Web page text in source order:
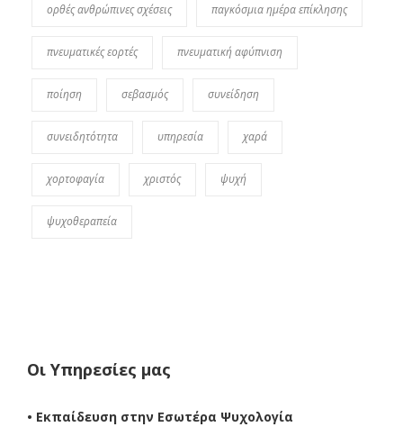
ορθές ανθρώπινες σχέσεις παγκόσμια ημέρα επίκλησης
πνευματικές εορτές πνευματική αφύπνιση
ποίηση σεβασμός συνείδηση
συνειδητότητα υπηρεσία χαρά
χορτοφαγία χριστός ψυχή
ψυχοθεραπεία
Οι Υπηρεσίες μας
• Εκπαίδευση στην Εσωτέρα Ψυχολογία